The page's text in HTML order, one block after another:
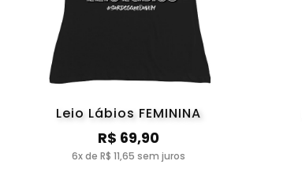
Leio Lábios FEMININA
R$ 69,90
6x de R$ 11,65 sem juros